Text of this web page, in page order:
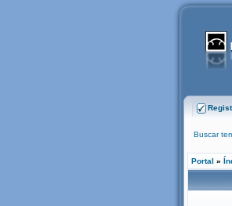
Buscar
Portal »